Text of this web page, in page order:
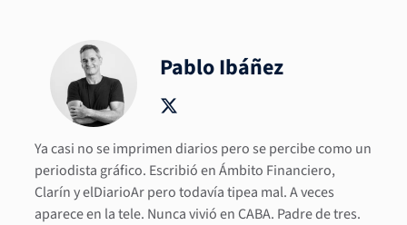
Pablo Ibáñez
Ya casi no se imprimen diarios pero se percibe como un
periodista gráfico. Escribió en Ámbito Financiero,
Clarín y elDiarioAr pero todavía tipea mal. A veces
aparece en la tele. Nunca vivió en CABA. Padre de tres.